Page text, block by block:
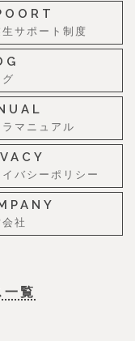
サポート制度
ラマニュアル
イバシーポリシー
社
覧